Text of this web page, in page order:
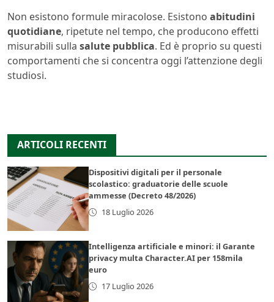
Non esistono formule miracolose. Esistono abitudini
quotidiane, ripetute nel tempo, che producono effetti
misurabili sulla salute pubblica. Ed è proprio su questi
comportamenti che si concentra oggi l’attenzione degli
studiosi.
ARTICOLI RECENTI
Dispositivi digitali per il personale
scolastico: graduatorie delle scuole
ammesse (Decreto 48/2026)
18 Luglio 2026
Intelligenza artificiale e minori: il Garante
privacy multa Character.AI per 158mila
euro
17 Luglio 2026